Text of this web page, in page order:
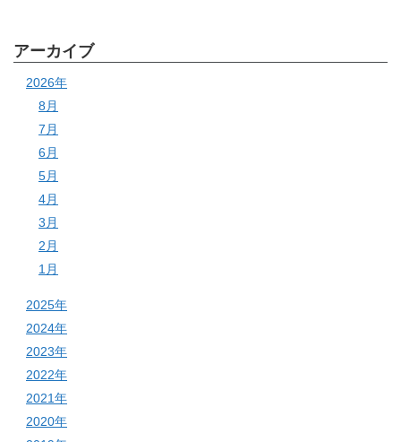
アーカイブ
2026年
8月
7月
6月
5月
4月
3月
2月
1月
2025年
2024年
2023年
2022年
2021年
2020年